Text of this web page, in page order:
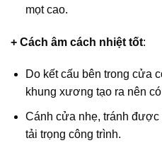
mọt cao.
+ Cách âm cách nhiệt tốt:
Do kết cấu bên trong cửa
khung xương tạo ra nên
Cánh cửa nhẹ, tránh được
tải trọng công trình.